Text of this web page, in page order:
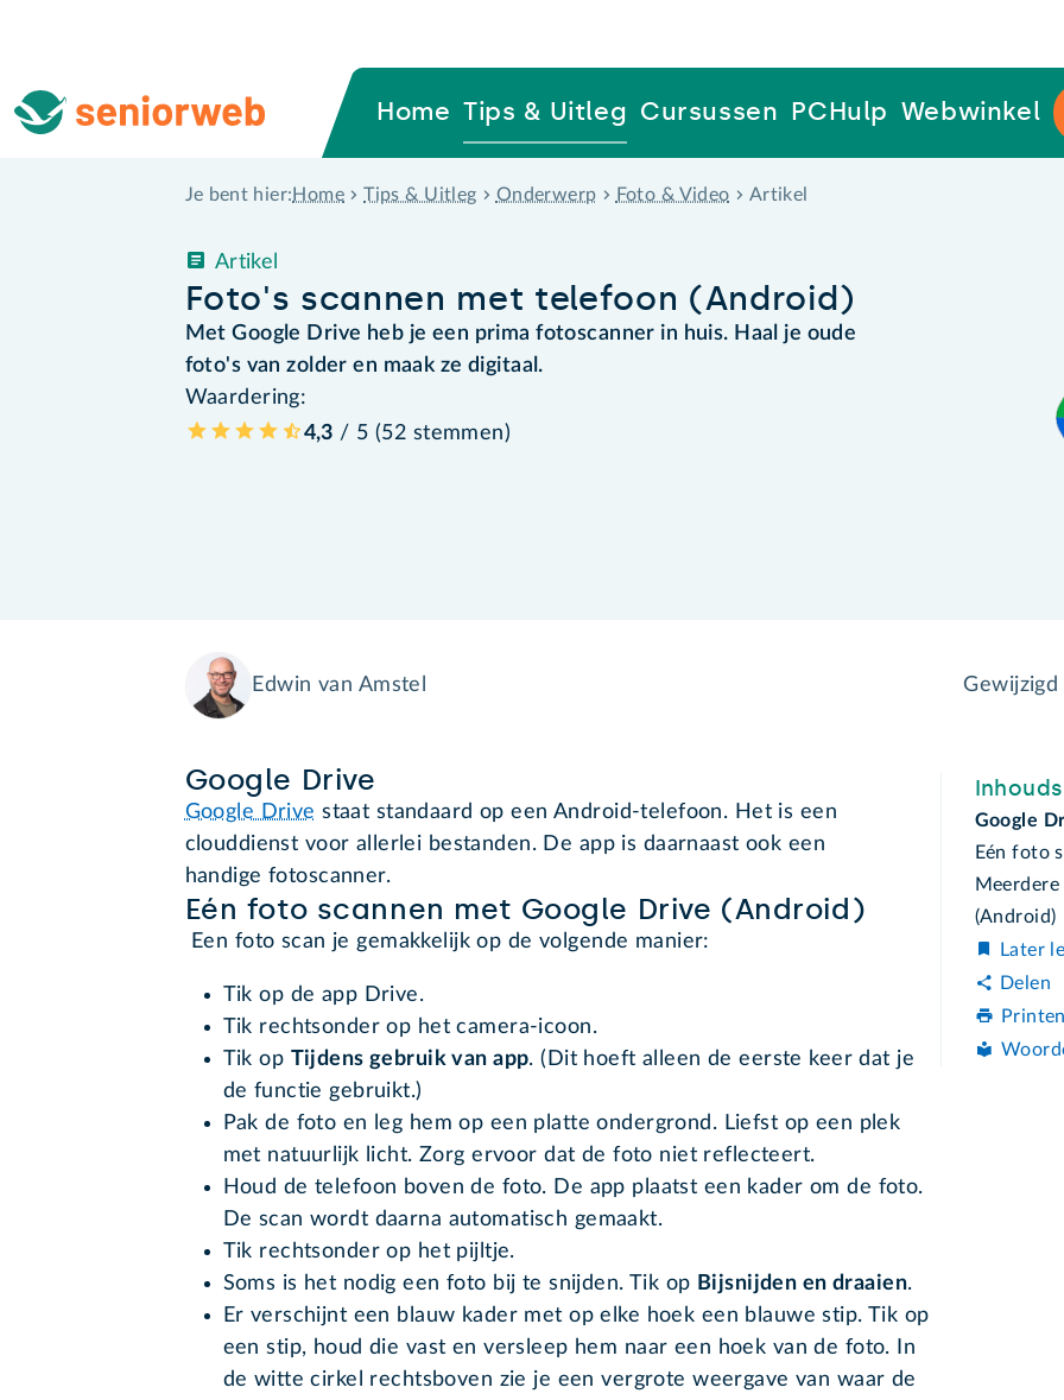
Home Tips & Uitleg Cursussen PCHulp Webwinkel
Je bent hier: Home Tips & Uitleg Onderwerp Foto & Video Artikel
Foto's scannen met telefoon (Android)
Artikel
Met Google Drive heb je een prima fotoscanner in huis. Haal je oude
foto's van zolder en maak ze digitaal.
Waardering:
4,3 / 5 (52 stemmen)
Edwin van Amstel
Google Drive
Google Drive staat standaard op een Android-telefoon. Het is een
clouddienst voor allerlei bestanden. De app is daarnaast ook een
handige fotoscanner.
Eén foto scannen met Google Drive (Android)
Een foto scan je gemakkelijk op de volgende manier:
Tik op de app Drive.
Tik rechtsonder op het camera-icoon.
Tik op Tijdens gebruik van app. (Dit hoeft alleen de eerste keer dat je
de functie gebruikt.)
Pak de foto en leg hem op een platte ondergrond. Liefst op een plek
met natuurlijk licht. Zorg ervoor dat de foto niet reflecteert.
Houd de telefoon boven de foto. De app plaatst een kader om de foto.
De scan wordt daarna automatisch gemaakt.
Tik rechtsonder op het pijltje.
Soms is het nodig een foto bij te snijden. Tik op Bijsnijden en draaien.
Er verschijnt een blauw kader met op elke hoek een blauwe stip. Tik op
een stip, houd die vast en versleep hem naar een hoek van de foto. In
de witte cirkel rechtsboven zie je een vergrote weergave van waar de
Google
Eén foto
(Android)
Later
Delen